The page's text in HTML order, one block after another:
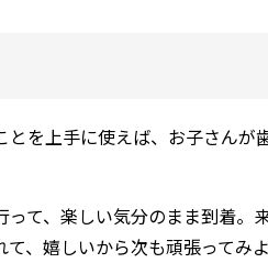
を上手に使えば、お子さん
て、楽しい気分のまま到着
、嬉しいから次も頑張ってみ